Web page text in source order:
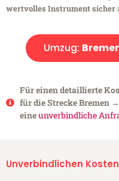
wertvolles Instrument sicher
Umzug:
Für einen detaillierte
für die Strecke Bremen
eineunverbindliche
Unverbindlichen